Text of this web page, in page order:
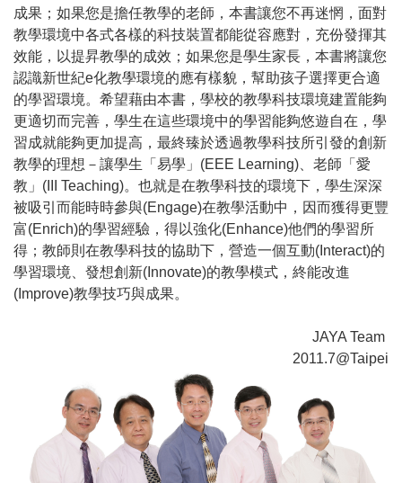
成果；如果您是擔任教學的老師，本書讓您不再迷惘，面對
教學環境中各式各樣的科技裝置都能從容應對，充份發揮其
效能，以提昇教學的成效；如果您是學生家長，本書將讓您
認識新世紀e化教學環境的應有樣貌，幫助孩子選擇更合適
的學習環境。希望藉由本書，學校的教學科技環境建置能夠
更適切而完善，學生在這些環境中的學習能夠悠遊自在，學
習成就能夠更加提高，最終臻於透過教學科技所引發的創新
教學的理想－讓學生「易學」(EEE Learning)、老師「愛
教」(III Teaching)。也就是在教學科技的環境下，學生深深
被吸引而能時時參與(Engage)在教學活動中，因而獲得更豐
富(Enrich)的學習經驗，得以強化(Enhance)他們的學習所
得；教師則在教學科技的協助下，營造一個互動(Interact)的
學習環境、發想創新(Innovate)的教學模式，終能改進
(Improve)教學技巧與成果。
JAYA Team
2011.7@Taipei